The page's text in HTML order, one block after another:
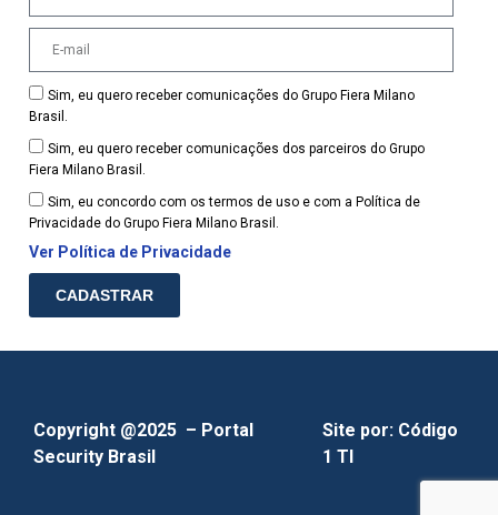
Sim, eu quero receber comunicações do Grupo Fiera Milano
Brasil.
Sim, eu quero receber comunicações dos parceiros do Grupo
Fiera Milano Brasil.
Sim, eu concordo com os termos de uso e com a Política de
Privacidade do Grupo Fiera Milano Brasil.
Ver Política de Privacidade
CADASTRAR
Copyright @2025 – Portal
Security Brasil
Site por: Código
1 TI